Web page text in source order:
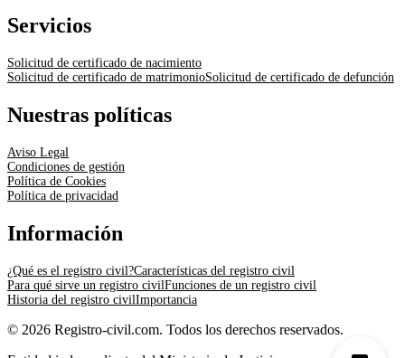
Servicios
Solicitud de certificado de nacimiento
Solicitud de certificado de matrimonioSolicitud de certificado de defunción
Nuestras políticas
Aviso Legal
Condiciones de gestión
Política de Cookies
Política de privacidad
Información
¿Qué es el registro civil?Características del registro civil
Para qué sirve un registro civilFunciones de un registro civil
Historia del registro civilImportancia
© 2026 Registro-civil.com. Todos los derechos reservados.